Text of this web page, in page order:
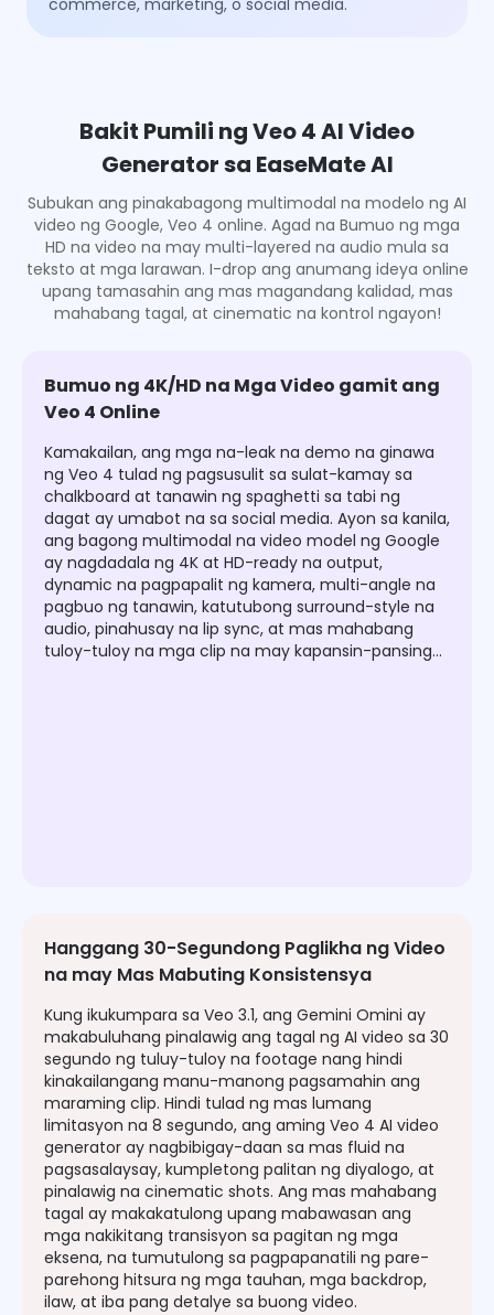
commerce, marketing, o social media.
Bakit Pumili ng Veo 4 AI Video
Generator sa EaseMate AI
Subukan ang pinakabagong multimodal na modelo ng AI
video ng Google, Veo 4 online. Agad na Bumuo ng mga
HD na video na may multi-layered na audio mula sa
teksto at mga larawan. I-drop ang anumang ideya online
upang tamasahin ang mas magandang kalidad, mas
mahabang tagal, at cinematic na kontrol ngayon!
Bumuo ng 4K/HD na Mga Video gamit ang
Veo 4 Online
Kamakailan, ang mga na-leak na demo na ginawa
ng Veo 4 tulad ng pagsusulit sa sulat-kamay sa
chalkboard at tanawin ng spaghetti sa tabi ng
dagat ay umabot na sa social media. Ayon sa kanila,
ang bagong multimodal na video model ng Google
ay nagdadala ng 4K at HD-ready na output,
dynamic na pagpapalit ng kamera, multi-angle na
pagbuo ng tanawin, katutubong surround-style na
audio, pinahusay na lip sync, at mas mahabang
tuloy-tuloy na mga clip na may kapansin-pansing
Hanggang 30-Segundong Paglikha ng Video
na may Mas Mabuting Konsistensya
Kung ikukumpara sa Veo 3.1, ang Gemini Omini ay
makabuluhang pinalawig ang tagal ng AI video sa 30
segundo ng tuluy-tuloy na footage nang hindi
kinakailangang manu-manong pagsamahin ang
maraming clip. Hindi tulad ng mas lumang
limitasyon na 8 segundo, ang aming Veo 4 AI video
generator ay nagbibigay-daan sa mas fluid na
pagsasalaysay, kumpletong palitan ng diyalogo, at
pinalawig na cinematic shots. Ang mas mahabang
tagal ay makakatulong upang mabawasan ang
mga nakikitang transisyon sa pagitan ng mga
eksena, na tumutulong sa pagpapanatili ng pare-
parehong hitsura ng mga tauhan, mga backdrop,
ilaw, at iba pang detalye sa buong video.